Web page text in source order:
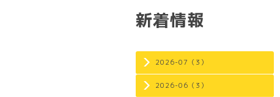
2026-07（3）
2026-06（3）
新着情報